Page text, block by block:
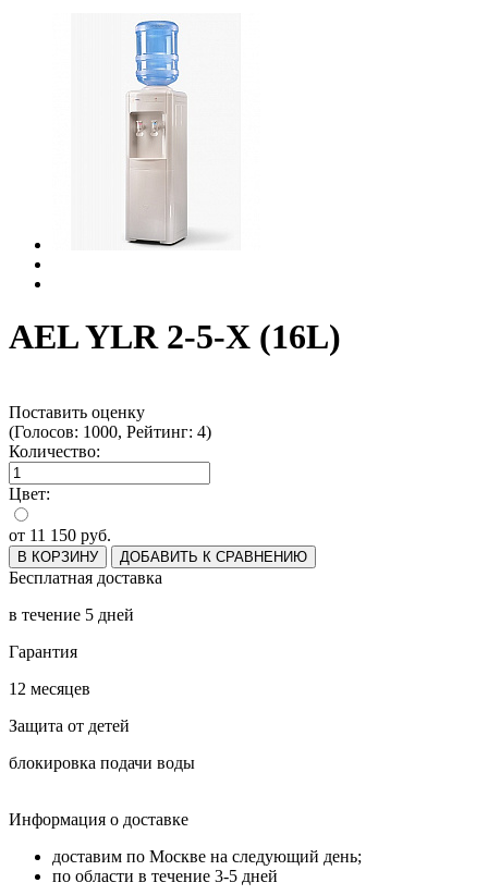
AEL YLR 2-5-X (16L)
Поставить оценку
(Голосов: 1000, Рейтинг: 4)
Количество:
Цвет:
от 11 150 руб.
В КОРЗИНУ ДОБАВИТЬ К СРАВНЕНИЮ
Бесплатная доставка
в течение 5 дней
Гарантия
12 месяцев
Защита от детей
блокировка подачи воды
Информация о доставке
доставим по Москве на следующий день;
по области в течение 3-5 дней